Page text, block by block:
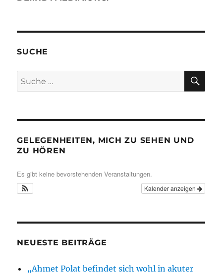
SUCHE
Suche
nach:
GELEGENHEITEN, MICH ZU SEHEN UND
ZU HÖREN
Es gibt keine bevorstehenden Veranstaltungen.
Kalender anzeigen
NEUESTE BEITRÄGE
„Ahmet Polat befindet sich wohl in akuter